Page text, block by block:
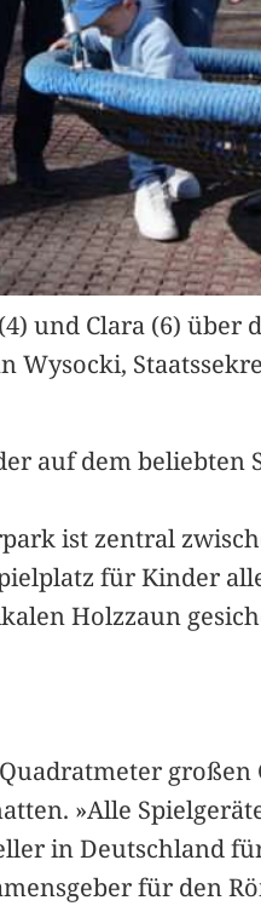
und Clara (6) über
Wysocki,
auf dem beliebten
ist zentral
für Kinder
Holzzaun
»Alle
in Deutschland
für den